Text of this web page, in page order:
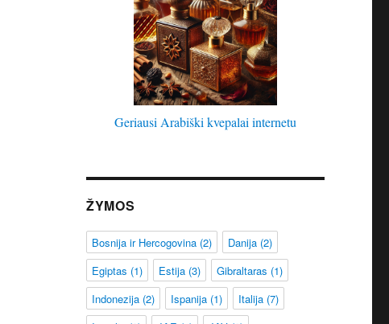
Geriausi Arabiški kvepalai internetu
ŽYMOS
Bosnija ir Hercogovina(2) Danija(2)
Egiptas (1) Estija(3) Gibraltaras (1)
Indonezija(2) Ispanija(1) Italija(7)